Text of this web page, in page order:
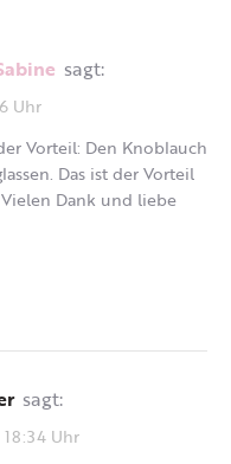
sagt:
Uhr
Vorteil: Den Knoblauch
Das ist der Vorteil
Dank und liebe
sagt:
Uhr